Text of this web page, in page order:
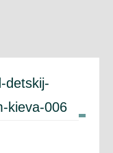
detskij-
kieva-006